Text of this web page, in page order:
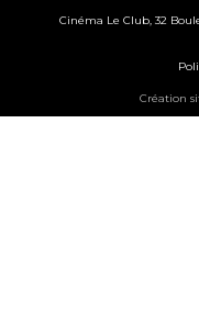
Cinéma Le Club, 32
Création